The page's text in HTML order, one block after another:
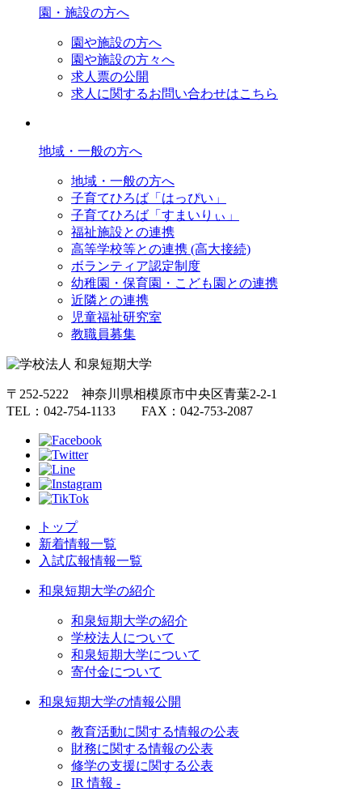
園・施設の方へ
園や施設の方へ
園や施設の方々へ
求人票の公開
求人に関するお問い合わせはこちら
地域・一般の方へ
地域・一般の方へ
子育てひろば「はっぴい」
子育てひろば「すまいりぃ」
福祉施設との連携
高等学校等との連携 (高大接続)
ボランティア認定制度
幼稚園・保育園・こども園との連携
近隣との連携
児童福祉研究室
教職員募集
〒252-5222 神奈川県相模原市中央区青葉2-2-1
TEL：042-754-1133 FAX：042-753-2087
トップ
新着情報一覧
入試広報情報一覧
和泉短期大学の紹介
和泉短期大学の紹介
学校法人について
和泉短期大学について
寄付金について
和泉短期大学の情報公開
教育活動に関する情報の公表
財務に関する情報の公表
修学の支援に関する公表
IR 情報 -